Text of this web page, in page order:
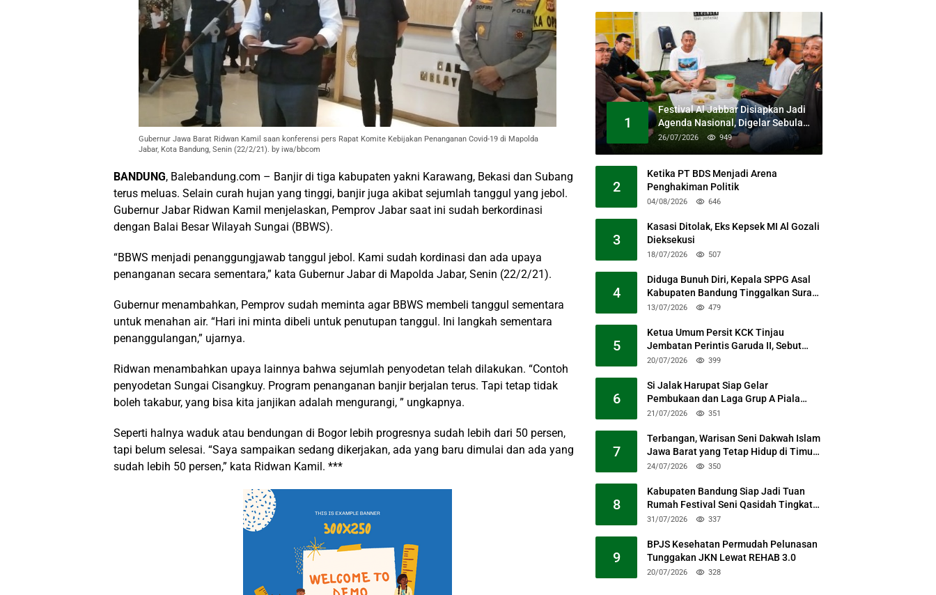
Gubernur Jawa Barat Ridwan Kamil saan konferensi pers Rapat Komite Kebijakan Penanganan Covid-19 di Mapolda
Jabar, Kota Bandung, Senin (22/2/21). by iwa/bbcom
BANDUNG, Balebandung.com – Banjir di tiga kabupaten yakni Karawang, Bekasi dan Subang
terus meluas. Selain curah hujan yang tinggi, banjir juga akibat sejumlah tanggul yang jebol.
Gubernur Jabar Ridwan Kamil menjelaskan, Pemprov Jabar saat ini sudah berkordinasi
dengan Balai Besar Wilayah Sungai (BBWS).
“BBWS menjadi penanggungjawab tanggul jebol. Kami sudah kordinasi dan ada upaya
penanganan secara sementara,” kata Gubernur Jabar di Mapolda Jabar, Senin (22/2/21).
Gubernur menambahkan, Pemprov sudah meminta agar BBWS membeli tanggul sementara
untuk menahan air. “Hari ini minta dibeli untuk penutupan tanggul. Ini langkah sementara
penanggulangan,” ujarnya.
Ridwan menambahkan upaya lainnya bahwa sejumlah penyodetan telah dilakukan. “Contoh
penyodetan Sungai Cisangkuy. Program penanganan banjir berjalan terus. Tapi tetap tidak
boleh takabur, yang bisa kita janjikan adalah mengurangi, ” ungkapnya.
Seperti halnya waduk atau bendungan di Bogor lebih progresnya sudah lebih dari 50 persen,
tapi belum selesai. “Saya sampaikan sedang dikerjakan, ada yang baru dimulai dan ada yang
sudah lebih 50 persen,” kata Ridwan Kamil. ***
1
Festival Al Jabbar Disiapkan Jadi
Agenda Nasional, Digelar Sebulan
Penuh di Kawasan Masjid Raya Al
26/07/2026 949
2
Ketika PT BDS Menjadi Arena
Penghakiman Politik
04/08/2026 646
3
Kasasi Ditolak, Eks Kepsek MI Al Gozali
Dieksekusi
18/07/2026 507
4
Diduga Bunuh Diri, Kepala SPPG Asal
Kabupaten Bandung Tinggalkan Surat
Permohonan Maaf
13/07/2026 479
5
Ketua Umum Persit KCK Tinjau
Jembatan Perintis Garuda II, Sebut
Simbol Kebersamaan TNI dan Rakyat
20/07/2026 399
6
Si Jalak Harupat Siap Gelar
Pembukaan dan Laga Grup A Piala
Presiden 2026 Sabtu Mendatang
21/07/2026 351
7
Terbangan, Warisan Seni Dakwah Islam
Jawa Barat yang Tetap Hidup di Timur
Kabupaten Bandung
24/07/2026 350
8
Kabupaten Bandung Siap Jadi Tuan
Rumah Festival Seni Qasidah Tingkat
Nasional
31/07/2026 337
9
BPJS Kesehatan Permudah Pelunasan
Tunggakan JKN Lewat REHAB 3.0
20/07/2026 328